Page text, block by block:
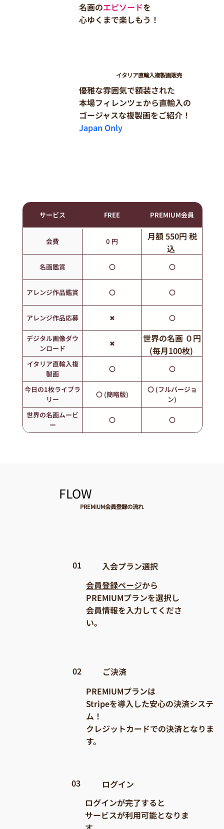
名画のエピソードを
心ゆくまで楽しもう！
イタリア直輸入複製画販売
優雅な雰囲気で額装された
本場フィレンツェから直輸入の
​ゴージャスな複製画をご紹介！
Japan Only
サービス FREE PREMIUM会員
会費 0 円
月額 550円 税
込
年額 5,500円 税
込
名画鑑賞 〇 〇
アレンジ作品鑑賞 〇 〇
アレンジ作品応募 ✖ 〇
デジタル画像ダウ
ンロード
✖
世界の名画 ０円
(毎月100枚)
アレンジ作品
1枚 330円
イタリア直輸入複
製画
〇 〇
今日の1枚ライブラ
リー
〇 (簡略版)
〇 (フルバージョ
ン)
世界の名画ムービ
ー
〇 〇
​FLOW
PREMIUM会員登録の流れ
会員登録ページから
PREMIUMプランを選択し
会員情報を入力してくださ
い。
PREMIUMプランは
Stripeを導入した安心の決済システ
ム！
クレジットカードでの決済となりま
す。
ログインが完了すると
サービスが利用可能となりま
​入会プラン選択
​ご決済
ログイン
01
02
03